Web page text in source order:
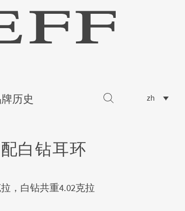
历史 zh
白钻耳环
，白钻共重4.02克拉